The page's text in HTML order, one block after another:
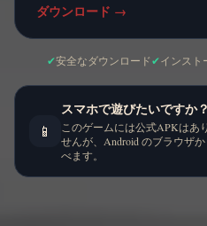
ダウンロード →
✔安全なダウンロード✔インスト
📱
スマホで遊びたいですか？
このゲームには公式APKはあ
せんが、Android のブラウザ
べます。